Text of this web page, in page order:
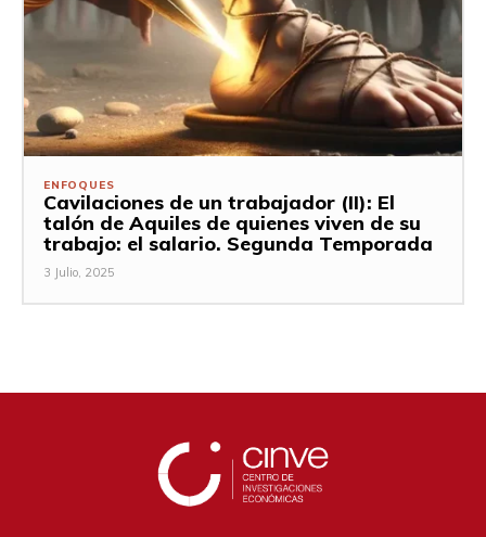
ENFOQUES
Cavilaciones de un trabajador (II): El
talón de Aquiles de quienes viven de su
trabajo: el salario. Segunda Temporada
3 Julio, 2025